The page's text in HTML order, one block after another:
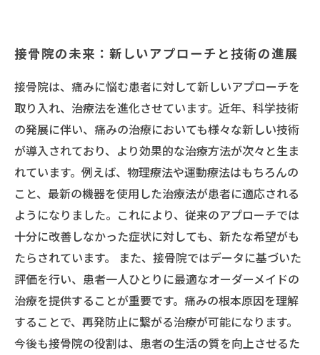
接骨院の未来：新しいアプローチと技術の進展
接骨院は、痛みに悩む患者に対して新しいアプローチを
取り入れ、治療法を進化させています。近年、科学技術
の発展に伴い、痛みの治療においても様々な新しい技術
が導入されており、より効果的な治療方法が次々と生ま
れています。例えば、物理療法や運動療法はもちろんの
こと、最新の機器を使用した治療法が患者に適応される
ようになりました。これにより、従来のアプローチでは
十分に改善しなかった症状に対しても、新たな希望がも
たらされています。 また、接骨院ではデータに基づいた
評価を行い、患者一人ひとりに最適なオーダーメイドの
治療を提供することが重要です。痛みの根本原因を理解
することで、再発防止に繋がる治療が可能になります。
今後も接骨院の役割は、患者の生活の質を向上させるた